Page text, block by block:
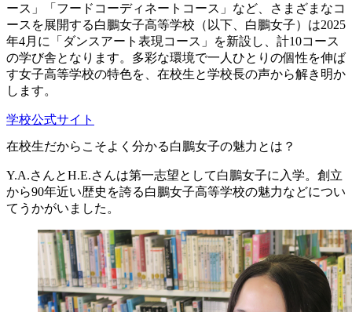
ース」「フードコーディネートコース」など、さまざまなコ
ースを展開する白鵬女子高等学校（以下、白鵬女子）は2025
年4月に「ダンスアート表現コース」を新設し、計10コース
の学び舎となります。多彩な環境で一人ひとりの個性を伸ば
す女子高等学校の特色を、在校生と学校長の声から解き明か
します。
学校公式サイト
在校生だからこそよく分かる白鵬女子の魅力とは？
Y.A.さんとH.E.さんは第一志望として白鵬女子に入学。創立
から90年近い歴史を誇る白鵬女子高等学校の魅力などについ
てうかがいました。